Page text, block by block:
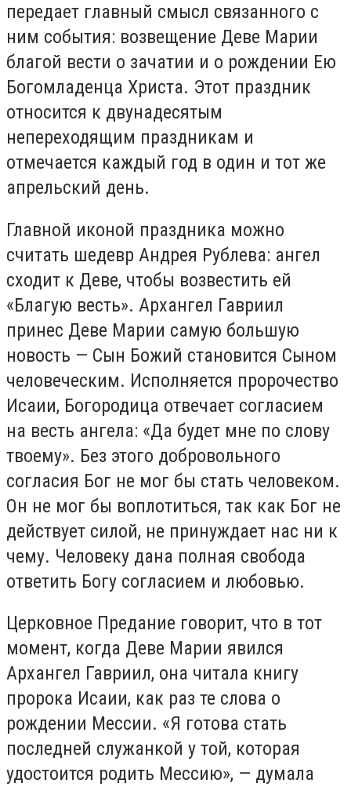
передает главный смысл связанного с
ним события: возвещение Деве Марии
благой вести о зачатии и о рождении Ею
Богомладенца Христа. Этот праздник
относится к двунадесятым
непереходящим праздникам и
отмечается каждый год в один и тот же
апрельский день.
Главной иконой праздника можно
считать шедевр Андрея Рублева: ангел
сходит к Деве, чтобы возвестить ей
«Благую весть». Архангел Гавриил
принес Деве Марии самую большую
новость — Сын Божий становится Сыном
человеческим. Исполняется пророчество
Исаии, Богородица отвечает согласием
на весть ангела: «Да будет мне по слову
твоему». Без этого добровольного
согласия Бог не мог бы стать человеком.
Он не мог бы воплотиться, так как Бог не
действует силой, не принуждает нас ни к
чему. Человеку дана полная свобода
ответить Богу согласием и любовью.
Церковное Предание говорит, что в тот
момент, когда Деве Марии явился
Архангел Гавриил, она читала книгу
пророка Исаии, как раз те слова о
рождении Мессии. «Я готова стать
последней служанкой у той, которая
удостоится родить Мессию», — думала